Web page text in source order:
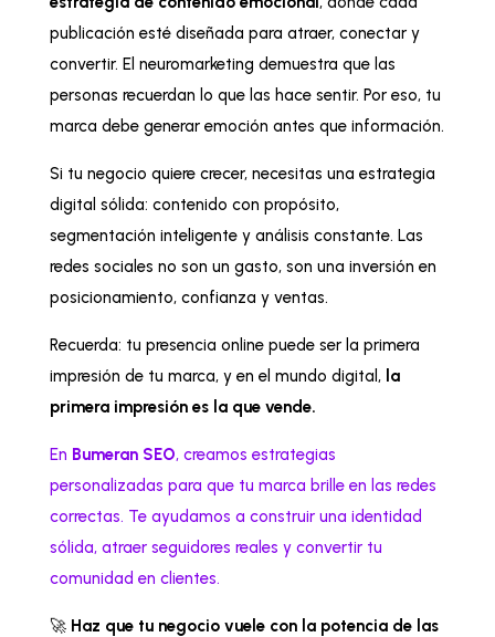
publicación esté diseñada para atraer, conectar y
convertir. El neuromarketing demuestra que las
personas recuerdan lo que las hace sentir. Por eso, tu
marca debe generar emoción antes que información.
Si tu negocio quiere crecer, necesitas una estrategia
digital sólida: contenido con propósito,
segmentación inteligente y análisis constante. Las
redes sociales no son un gasto, son una inversión en
posicionamiento, confianza y ventas.
Recuerda: tu presencia online puede ser la primera
impresión de tu marca, y en el mundo digital, la
primera impresión es la que vende.
En Bumeran SEO, creamos estrategias
personalizadas para que tu marca brille en las redes
correctas. Te ayudamos a construir una identidad
sólida, atraer seguidores reales y convertir tu
comunidad en clientes.
🚀 Haz que tu negocio vuele con la potencia de las